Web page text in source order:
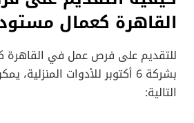
القاهرة كعمال
للتقديم على فرص عمل في القاهرة
بشركة 6 أكتوبر للأدوات
التالية: